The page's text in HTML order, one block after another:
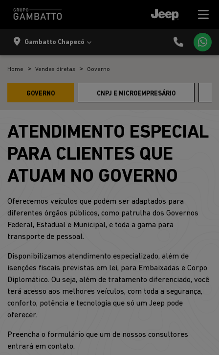
Gambatto Chapecó
Home Vendas diretas Governo
CNPJ E MICROEMPRESÁRIO
GOVERNO
ATENDIMENTO ESPECIAL
PARA CLIENTES QUE
ATUAM NO GOVERNO
Oferecemos veículos que podem ser adaptados para
diferentes órgãos públicos, como patrulha dos Governos
Federal, Estadual e Municipal, e toda a gama para
transporte de pessoal.
Disponibilizamos atendimento especializado, além de
isenções fiscais previstas em lei, para Embaixadas e Corpo
Diplomático. Ou seja, além de tratamento diferenciado, você
terá acesso aos melhores veículos, com toda a segurança,
conforto, potência e tecnologia que só um Jeep pode
oferecer.
Preencha o formulário que um de nossos consultores
entrará em contato.